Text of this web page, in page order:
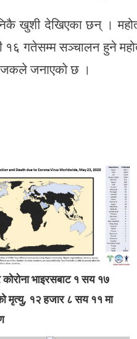
खुशी देखिएका छन् ।
गतेसम्म सञ्चालन हुने
जनाएको छ ।
कोरोना भाइरसबाट १ सय १७
मृत्यु, १२ हजार ८ सय ११ मा